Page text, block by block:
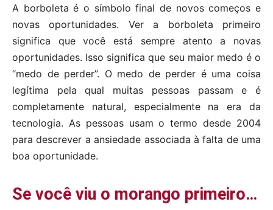
A borboleta é o símbolo final de novos começos e
novas oportunidades. Ver a borboleta primeiro
significa que você está sempre atento a novas
oportunidades. Isso significa que seu maior medo é o
“medo de perder”. O medo de perder é uma coisa
legítima pela qual muitas pessoas passam e é
completamente natural, especialmente na era da
tecnologia. As pessoas usam o termo desde 2004
para descrever a ansiedade associada à falta de uma
boa oportunidade.
Se você viu o morango primeiro…